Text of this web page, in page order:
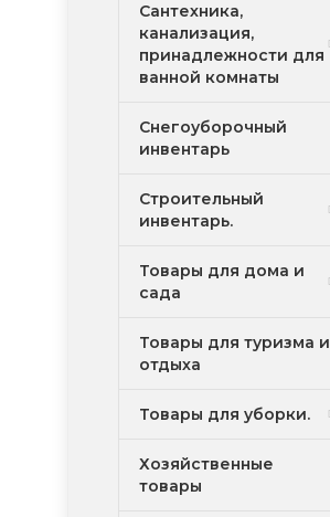
Сантехника,
канализация,
принадлежности для
ванной комнаты
Снегоуборочный
инвентарь
Строительный
инвентарь.
Товары для дома и
сада
Товары для туризма и
отдыха
Товары для уборки.
Хозяйственные
товары